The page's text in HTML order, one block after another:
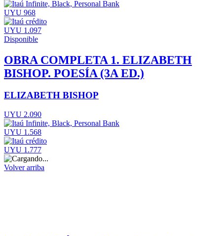
UYU 968
UYU 1.097
Disponible
OBRA COMPLETA 1. ELIZABETH
BISHOP. POESÍA (3A ED.)
ELIZABETH BISHOP
UYU 2.090
UYU 1.568
UYU 1.777
Volver arriba